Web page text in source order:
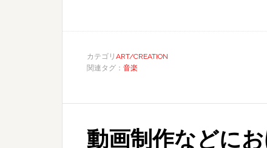
カテゴリ ART/CREATION
関連タグ： 音楽
動画制作などに